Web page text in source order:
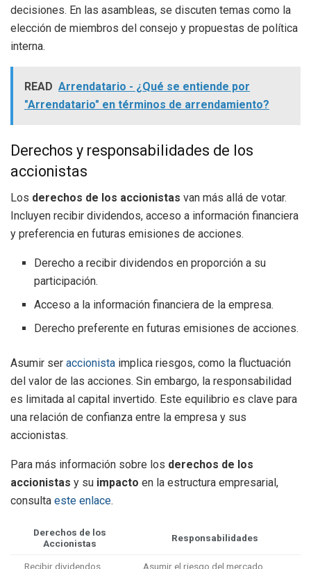
decisiones. En las asambleas, se discuten temas como la
elección de miembros del consejo y propuestas de política
interna.
READ Arrendatario - ¿Qué se entiende por
"Arrendatario" en términos de arrendamiento?
Derechos y responsabilidades de los
accionistas
Los derechos de los accionistas van más allá de votar.
Incluyen recibir dividendos, acceso a información financiera
y preferencia en futuras emisiones de acciones.
Derecho a recibir dividendos en proporción a su
participación.
Acceso a la información financiera de la empresa.
Derecho preferente en futuras emisiones de acciones.
Asumir ser accionista implica riesgos, como la fluctuación
del valor de las acciones. Sin embargo, la responsabilidad
es limitada al capital invertido. Este equilibrio es clave para
una relación de confianza entre la empresa y sus
accionistas.
Para más información sobre los derechos de los
accionistas y su impacto en la estructura empresarial,
consulta este enlace.
Derechos de los
Accionistas
Responsabilidades
Recibir dividendos Asumir el riesgo del mercado